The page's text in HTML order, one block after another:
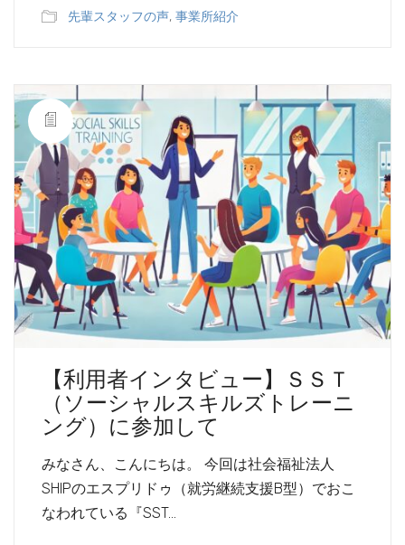
先輩スタッフの声, 事業所紹介
【利用者インタビュー】ＳＳＴ
（ソーシャルスキルズトレーニ
ング）に参加して
みなさん、こんにちは。 今回は社会福祉法人
SHIPのエスプリドゥ（就労継続支援B型）でおこ
なわれている『SST…